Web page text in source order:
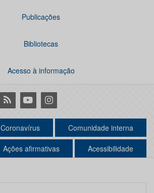
Publicações
Bibliotecas
Acesso à informação
RSS YoutubeInstagram
Coronavírus Comunidade interna
Ações afirmativas Acessibilidade